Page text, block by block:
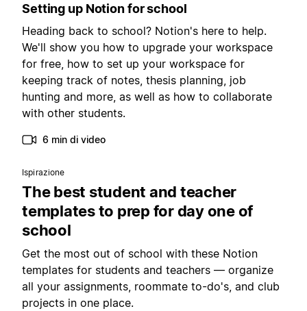
Setting up Notion for school
Heading back to school? Notion's here to help.
We'll show you how to upgrade your workspace
for free, how to set up your workspace for
keeping track of notes, thesis planning, job
hunting and more, as well as how to collaborate
with other students.
6 min di video
Ispirazione
The best student and teacher
templates to prep for day one of
school
Get the most out of school with these Notion
templates for students and teachers — organize
all your assignments, roommate to-do's, and club
projects in one place.